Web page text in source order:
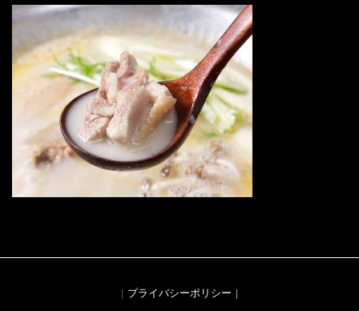
プライバシーポリシー